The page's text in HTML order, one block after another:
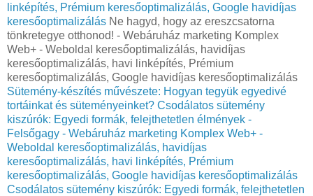
linképítés, Prémium keresőoptimalizálás, Google havidíjas
keresőoptimalizálás Ne hagyd, hogy az ereszcsatorna
tönkretegye otthonod! - Webáruház marketing Komplex
Web+ - Weboldal keresőoptimalizálás, havidíjas
keresőoptimalizálás, havi linképítés, Prémium
keresőoptimalizálás, Google havidíjas keresőoptimalizálás
Sütemény-készítés művészete: Hogyan tegyük egyedivé
tortáinkat és süteményeinket? Csodálatos sütemény
kiszúrók: Egyedi formák, felejthetetlen élmények -
Felsőgagy - Webáruház marketing Komplex Web+ -
Weboldal keresőoptimalizálás, havidíjas
keresőoptimalizálás, havi linképítés, Prémium
keresőoptimalizálás, Google havidíjas keresőoptimalizálás
Csodálatos sütemény kiszúrók: Egyedi formák, felejthetetlen